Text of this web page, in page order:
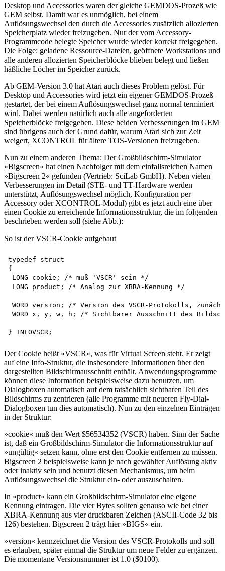
Desktop und Accessories waren der gleiche GEMDOS-Prozeß wie
GEM selbst. Damit war es unmöglich, bei einem
Auflösungswechsel den durch die Accessories zusätzlich allozierten
Speicherplatz wieder freizugeben. Nur der vom Accessory-
Programmcode belegte Speicher wurde wieder korrekt freigegeben.
Die Folge: geladene Ressource-Dateien, geöffnete Workstations und
alle anderen allozierten Speicherblöcke blieben belegt und ließen
häßliche Löcher im Speicher zurück.
Ab GEM-Version 3.0 hat Atari auch dieses Problem gelöst. Für
Desktop und Accessories wird jetzt ein eigener GEMDOS-Prozeß
gestartet, der bei einem Auflösungswechsel ganz normal terminiert
wird. Dabei werden natürlich auch alle angeforderten
Speicherblöcke freigegeben. Diese beiden Verbesserungen im GEM
sind übrigens auch der Grund dafür, warum Atari sich zur Zeit
weigert, XCONTROL für ältere TOS-Versionen freizugeben.
Nun zu einem anderen Thema: Der Großbildschirm-Simulator
»Bigscreen« hat einen Nachfolger mit dem einfallsreichen Namen
»Bigscreen 2« gefunden (Vertrieb: SciLab GmbH). Neben vielen
Verbesserungen im Detail (STE- und TT-Hardware werden
unterstützt, Auflösungswechsel möglich, Konfiguration per
Accessory oder XCONTROL-Modul) gibt es jetzt auch eine über
einen Cookie zu erreichende Informationsstruktur, die im folgenden
beschrieben werden soll (siehe Abb.):
So ist der VSCR-Cookie aufgebaut
typedef struct
{
LONG cookie; /* muß 'VSCR' sein */
LONG product; /* Analog zur XBRA-Kennung */
WORD version; /* Version des VSCR-Protokolls,
WORD x, y, w, h; /* Sichtbarer Ausschnitt des
Der Cookie heißt »VSCR«, was für Virtual Screen steht. Er zeigt
auf eine Info-Struktur, die insbesondere Informationen über den
dargestellten Bildschirmausschnitt enthält. Anwendungsprogramme
können diese Information beispielsweise dazu benutzen, um
Dialogboxen automatisch auf dem tatsächlich sichtbaren Teil des
Bildschirms zu zentrieren (alle Programme mit neueren Fly-Dial-
Dialogboxen tun dies automatisch). Nun zu den einzelnen Einträgen
in der Struktur:
»cookie« muß den Wert $56534352 (VSCR) haben. Sinn der Sache
ist, daß ein Großbildschirm-Simulator die Informationsstruktur auf
»ungültig« setzen kann, ohne erst den Cookie entfernen zu müssen.
Bigscreen 2 beispielsweise kann je nach gewählter Auflösung aktiv
oder inaktiv sein und benutzt diesen Mechanismus, um beim
Auflösungswechsel die Struktur ein- oder auszuschalten.
In »product« kann ein Großbildschirm-Simulator eine eigene
Kennung eintragen. Die vier Bytes sollten genauso wie bei einer
XBRA-Kennung aus vier druckbaren Zeichen (ASCII-Code 32 bis
126) bestehen. Bigscreen 2 trägt hier »BIGS« ein.
»version« kennzeichnet die Version des VSCR-Protokolls und soll
es erlauben, später einmal die Struktur um neue Felder zu ergänzen.
Die momentane Versionsnummer ist 1.0 ($0100).